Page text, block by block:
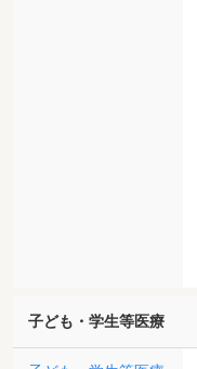
子ども・学生等医療